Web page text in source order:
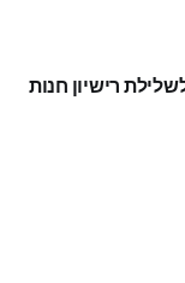
רישיון חנות